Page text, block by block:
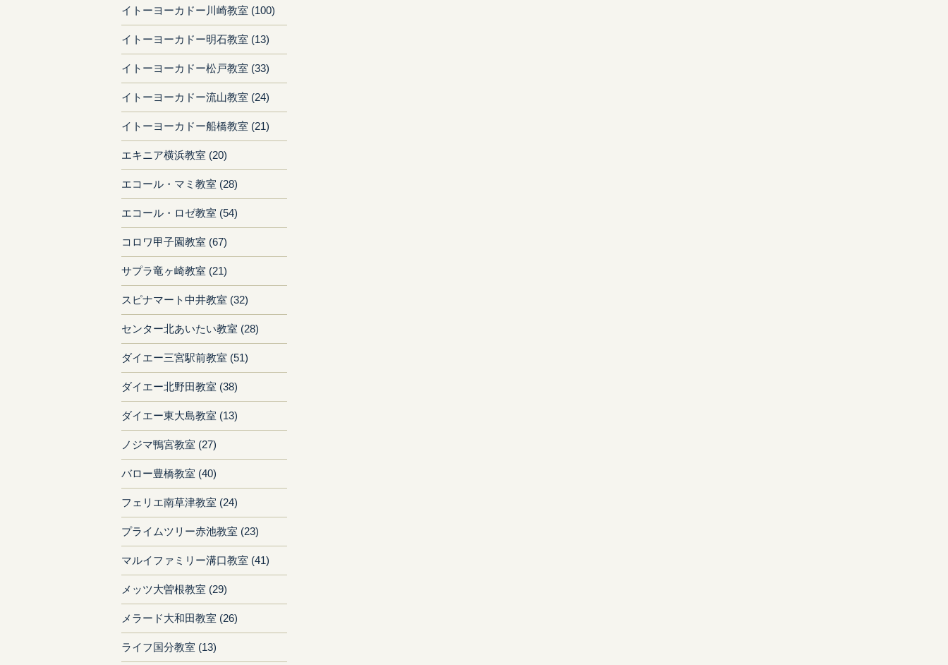
イトーヨーカドー川崎教室 (100)
イトーヨーカドー明石教室 (13)
イトーヨーカドー松戸教室 (33)
イトーヨーカドー流山教室 (24)
イトーヨーカドー船橋教室 (21)
エキニア横浜教室 (20)
エコール・マミ教室 (28)
エコール・ロゼ教室 (54)
コロワ甲子園教室 (67)
サプラ竜ヶ崎教室 (21)
スピナマート中井教室 (32)
センター北あいたい教室 (28)
ダイエー三宮駅前教室 (51)
ダイエー北野田教室 (38)
ダイエー東大島教室 (13)
ノジマ鴨宮教室 (27)
バロー豊橋教室 (40)
フェリエ南草津教室 (24)
プライムツリー赤池教室 (23)
マルイファミリー溝口教室 (41)
メッツ大曽根教室 (29)
メラード大和田教室 (26)
ライフ国分教室 (13)